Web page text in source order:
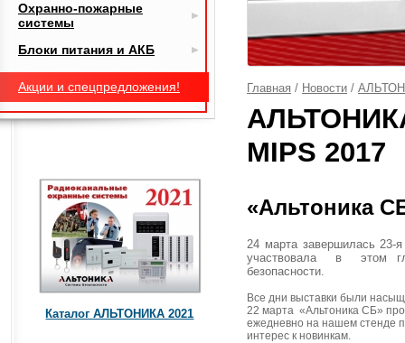
Главная / Новости /
MIPS 2017
«Альтоника
24 марта завершилась 23-
участвовала в этом
безопасности.
Все дни выставки были
22 марта «Альтоника СБ»
ежедневно на нашем стенде
интерес к новинкам.
Охранно-пожарные
системы
Блоки питания и АКБ
Акции и спецпредложения!
Каталог АЛЬТОНИКА 2021